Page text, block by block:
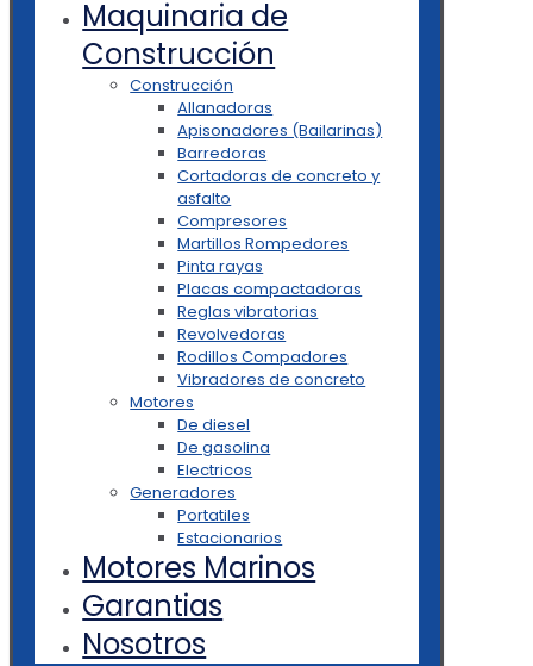
Maquinaria de
Construcción
Construcción
Allanadoras
Apisonadores (Bailarinas)
Barredoras
Cortadoras de concreto y
asfalto
Compresores
Martillos Rompedores
Pinta rayas
Placas compactadoras
Reglas vibratorias
Revolvedoras
Rodillos Compadores
Vibradores de concreto
Motores
De diesel
De gasolina
Electricos
Generadores
Portatiles
Estacionarios
Motores Marinos
Garantias
Nosotros